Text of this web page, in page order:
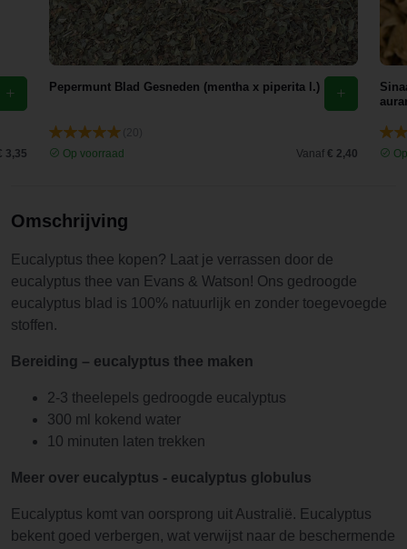
verjaardag
dus zal
hem
opmaken
maar niet
kopen. Ik
gebruikte
dosering
2min, 4
rondes.
Honing
geprobeerd
maar werd
er niet
minder
bitter van.
Dit is echt
waar je van
moet
houden!
3,35
Pepermunt Blad Gesneden (mentha x piperita l.)
Op voorraad
Vanaf € 2,40
Omschrijving
Eucalyptus thee kopen? Laat je verrassen door de
eucalyptus thee van Evans & Watson! Ons gedroogde
eucalyptus blad is 100% natuurlijk en zonder toegevoegde
stoffen.
Bereiding – eucalyptus thee maken
2-3 theelepels gedroogde eucalyptus
300 ml kokend water
10 minuten laten trekken
Meer over eucalyptus - eucalyptus globulus
Eucalyptus komt van oorsprong uit Australië. Eucalyptus
bekent goed verbergen, wat verwijst naar de beschermende